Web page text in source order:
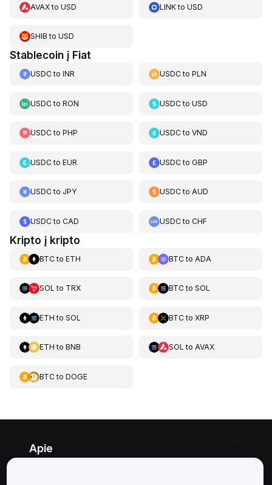
AVAXto USD LINKtoUSD
SHIB to USD
Stablecoin į Fiat
USDCto INR USDCtoPLN
USDCto RON USDCtoUSD
USDCto PHP USDCtoVND
USDCto EUR USDCtoGBP
USDCto JPY USDCtoAUD
USDCto CAD USDCtoCHF
Kripto į kripto
BTCto ETH BTCto ADA
SOL to TRX BTCto SOL
ETH to SOL BTCto XRP
ETH to BNB SOL to AVAX
BTCto DOGE
Apie